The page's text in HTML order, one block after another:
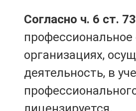
Согласно ч. 6 ст.
организациях,
деятельность, в